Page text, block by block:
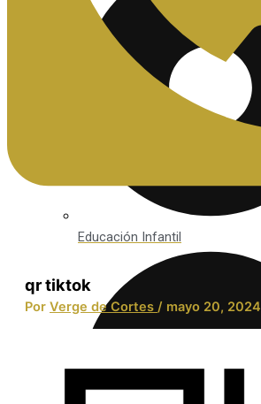
Educación Infantil
qr tiktok
Por Verge de Cortes / mayo 20, 2024